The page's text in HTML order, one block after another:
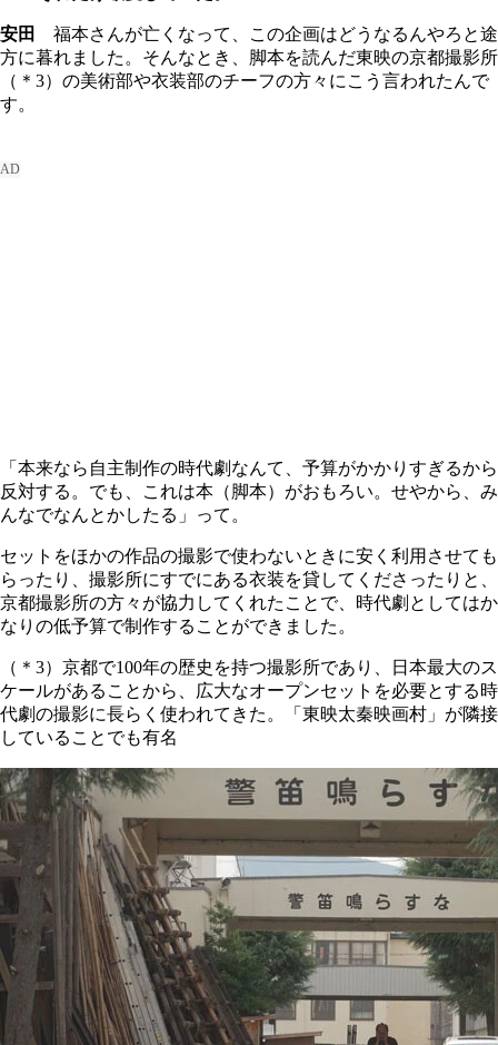
安田
福本さんが亡くなって、この企画はどうなるんやろと途
方に暮れました。そんなとき、脚本を読んだ東映の京都撮影所
（＊3）の美術部や衣装部のチーフの方々にこう言われたんで
す。
「本来なら自主制作の時代劇なんて、予算がかかりすぎるから
反対する。でも、これは本（脚本）がおもろい。せやから、み
んなでなんとかしたる」って。
セットをほかの作品の撮影で使わないときに安く利用させても
らったり、撮影所にすでにある衣装を貸してくださったりと、
京都撮影所の方々が協力してくれたことで、時代劇としてはか
なりの低予算で制作することができました。
（＊3）京都で100年の歴史を持つ撮影所であり、日本最大のス
ケールがあることから、広大なオープンセットを必要とする時
代劇の撮影に長らく使われてきた。「東映太秦映画村」が隣接
していることでも有名